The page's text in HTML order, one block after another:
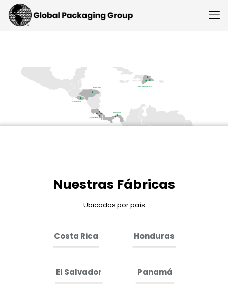
Nuestras Fábricas
Ubicadas por país
Costa Rica Honduras
El Salvador Panamá